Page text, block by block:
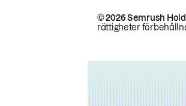
© 2026 Semrush
rättigheter